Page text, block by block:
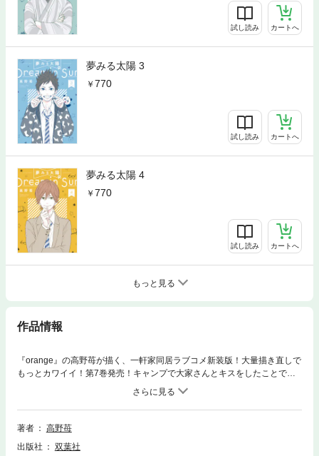
試し読み カートへ
夢みる太陽 3
770
試し読み カートへ
夢みる太陽 4
770
試し読み カートへ
もっと見る
作品情報
『orange』の高野苺が描く、一軒家同居ラブコメ新装版！大量描き直しで
もっとカワイイ！第7巻発売！キャンプで大家さんとキスをしたことで好
きな気持ちが大きくなったしま奈は再び一軒家に戻って暮らすことにす
る。誕生日を祝ってくれるという善と、自分も同伴してくれるという大家
さん。楽しい気持ちが膨らむしま奈だったが、不穏な動きをする警官の三
浦が連れて来たある人物から告げられた言葉のせいで、また不安な感情が
みる太陽～monologue～』、おまけ
著者
高野苺
出版社
双葉社